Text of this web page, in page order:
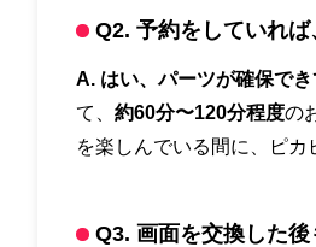
Q2. 予約をしていれ
A. はい、パーツが確保で
て、 約60分〜120分程度の
を楽しんでいる間に、ピカ
Q3. 画面を交換した